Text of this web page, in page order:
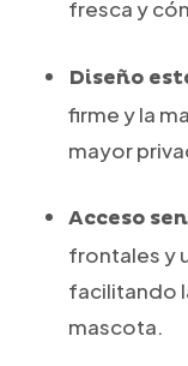
fresca y
Diseño
firme y la
mayor
Acceso
frontales y
facilitando
mascota.